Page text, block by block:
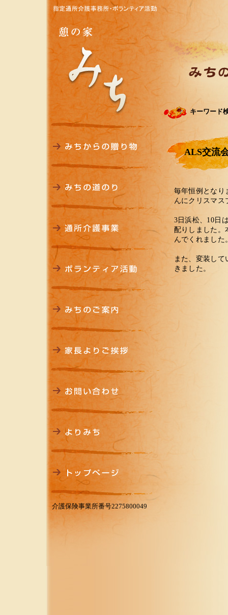
介護保険事業所番号2275800049
キーワード
ALS交流
毎年恒例となり
んにクリスマ
3日浜松、10日
配りしました。
んでくれました
また、変装し
きました。